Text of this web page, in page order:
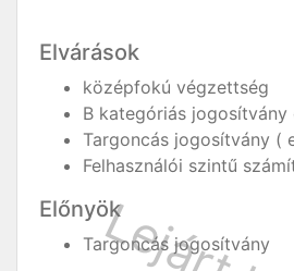
Elvárások
középfokú végzettség
B kategóriás jogosítvány
Targoncás jogosítvány (
Felhasználói szintű
Előnyök
Targoncás jogosítvány